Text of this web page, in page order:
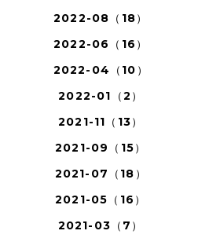
2022-08（18）
2022-06（16）
2022-04（10）
2022-01（2）
2021-11（13）
2021-09（15）
2021-07（18）
2021-05（16）
2021-03（7）